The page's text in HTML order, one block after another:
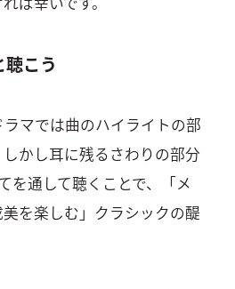
聴こう
マでは曲のハイライトの部
かし耳に残るさわりの部分
を通して聴くことで、「メ
を楽しむ」クラシックの醍